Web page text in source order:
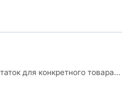
для конкретного